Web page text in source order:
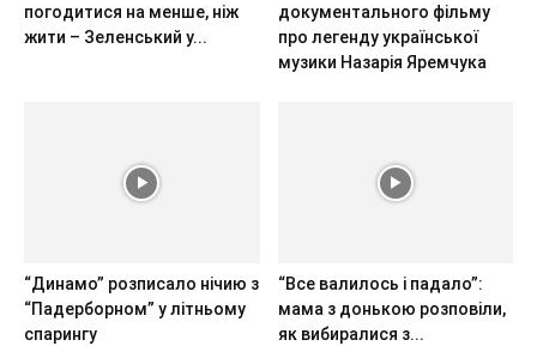
погодитися на менше, ніж
жити – Зеленський у...
документального фільму
про легенду української
музики Назарія Яремчука
“Динамо” розписало нічию з
“Падерборном” у літньому
спарингу
“Все валилось і падало”:
мама з донькою розповіли,
як вибиралися з...